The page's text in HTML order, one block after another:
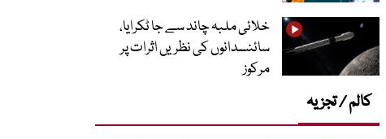
خلائی ملبہ چاند سے جا ٹکرایا،
سائنسدانوں کی نظریں اثرات پر
مرکوز
کالم / تجزیہ